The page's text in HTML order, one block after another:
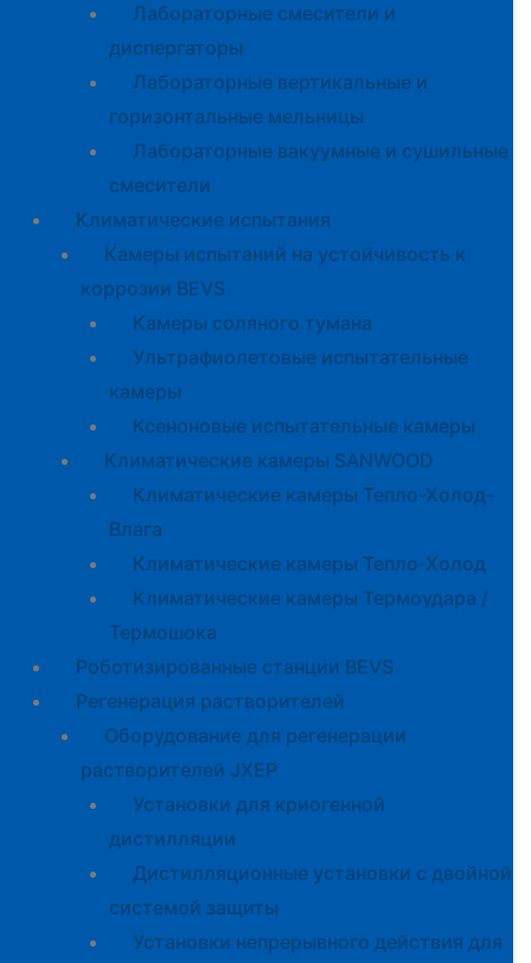
Лабораторные смесители и
диспергаторы
Лабораторные вертикальные и
горизонтальные мельницы
Лабораторные вакуумные и сушильные
смесители
Климатические испытания
Камеры испытаний на устойчивость к
коррозии BEVS
Камеры соляного тумана
Ультрафиолетовые испытательные
камеры
Ксеноновые испытательные камеры
Климатические камеры SANWOOD
Климатические камеры Тепло-Холод-
Влага
Климатические камеры Тепло-Холод
Климатические камеры Термоудара /
Термошока
Роботизированные станции BEVS
Регенерация растворителей
Оборудование для регенерации
растворителей JXEP
Установки для криогенной
дистилляции
Дистилляционные установки с двойной
системой защиты
Установки непрерывного действия для